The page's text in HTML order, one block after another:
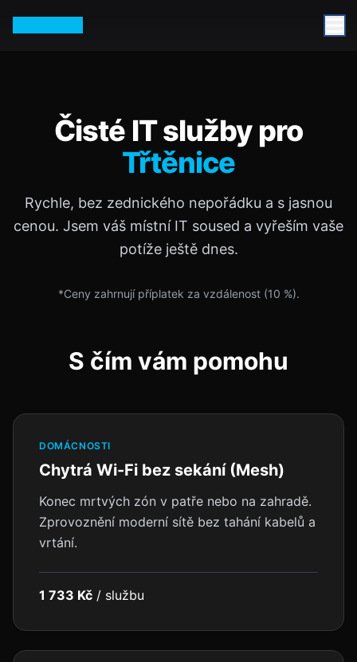
Čisté IT služby pro
Třtěnice
Rychle, bez zednického nepořádku a s jasnou
cenou. Jsem váš místní IT soused a vyřeším vaše
potíže ještě dnes.
*Ceny zahrnují příplatek za vzdálenost (10 %).
S čím vám pomohu
DOMÁCNOSTI
Chytrá Wi-Fi bez sekání (Mesh)
Konec mrtvých zón v patře nebo na zahradě.
Zprovoznění moderní sítě bez tahání kabelů a
vrtání.
1 733 Kč / službu